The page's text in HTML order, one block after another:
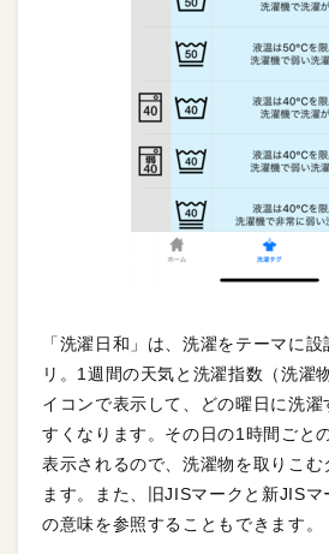
「洗濯日和」は、洗濯をテーマに
リ。1週間の天気と洗濯指数（洗濯
イコンで表示して、どの曜日に洗
すくなります。その日の1時間ごと
表示されるので、洗濯物を取りこむ
ます。また、旧JISマークと新JISマ
の意味を参照することもできます。